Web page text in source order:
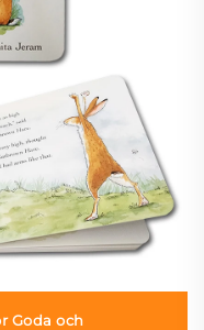
Goda och